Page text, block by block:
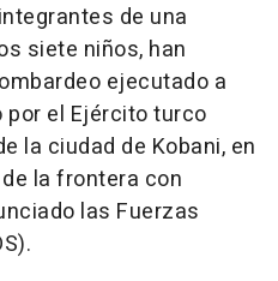
de una
siete niños, han
ejecutado a
el Ejército turco
la ciudad de Kobani, en
la frontera con
las Fuerzas